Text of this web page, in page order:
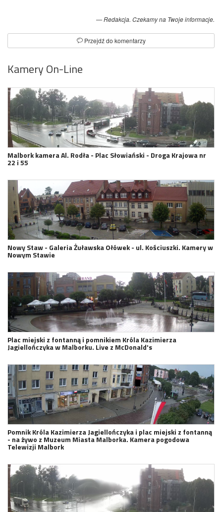
Redakcja. Czekamy na Twoje informacje.
Przejdź do komentarzy
Kamery On-Line
Malbork kamera Al. Rodła - Plac Słowiański - Droga Krajowa nr
22 i 55
Nowy Staw - Galeria Żuławska Ołówek - ul. Kościuszki. Kamery w
Nowym Stawie
Plac miejski z fontanną i pomnikiem Króla Kazimierza
Jagiellończyka w Malborku. Live z McDonald's
Pomnik Króla Kazimierza Jagiellończyka i plac miejski z fontanną
- na żywo z Muzeum Miasta Malborka. Kamera pogodowa
Telewizji Malbork